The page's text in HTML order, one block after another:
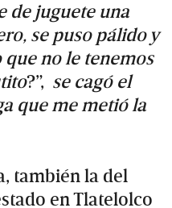
de juguete una
se puso pálido y
que no le tenemos
?”, se cagó el
que me metió la
también la del
en Tlatelolco